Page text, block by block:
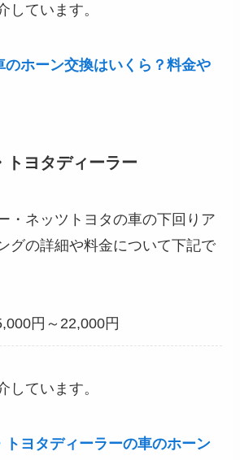
しています。
のホーン交換はいくら？料金や
トヨタディーラー
・ネッツトヨタの車の下回りア
グの詳細や料金について下記で
円～22,000円
しています。
トヨタディーラーの車のホーン